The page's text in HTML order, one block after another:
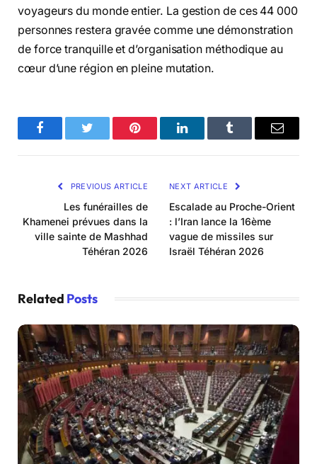
voyageurs du monde entier. La gestion de ces 44 000
personnes restera gravée comme une démonstration
de force tranquille et d’organisation méthodique au
cœur d’une région en pleine mutation.
FacebookTwitter Pinterest LinkedInTumblr Email
PREVIOUS ARTICLE
Les funérailles de
Khamenei prévues dans la
ville sainte de Mashhad
Téhéran 2026
NEXT ARTICLE
Escalade au Proche-Orient
: l’Iran lance la 16ème
vague de missiles sur
Israël Téhéran 2026
Related Posts